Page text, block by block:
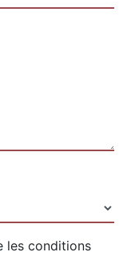
les conditions